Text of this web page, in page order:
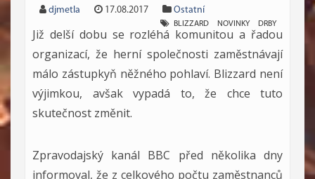
djmetla 17.08.2017 Ostatní
BLIZZARD NOVINKY DRBY
Již delší dobu se rozléhá komunitou a řadou
organizací, že herní společnosti zaměstnávají
málo zástupkyň něžného pohlaví. Blizzard není
výjimkou, avšak vypadá to, že chce tuto
skutečnost změnit.
Zpravodajský kanál BBC před několika dny
informoval, že z celkového počtu zaměstnanců